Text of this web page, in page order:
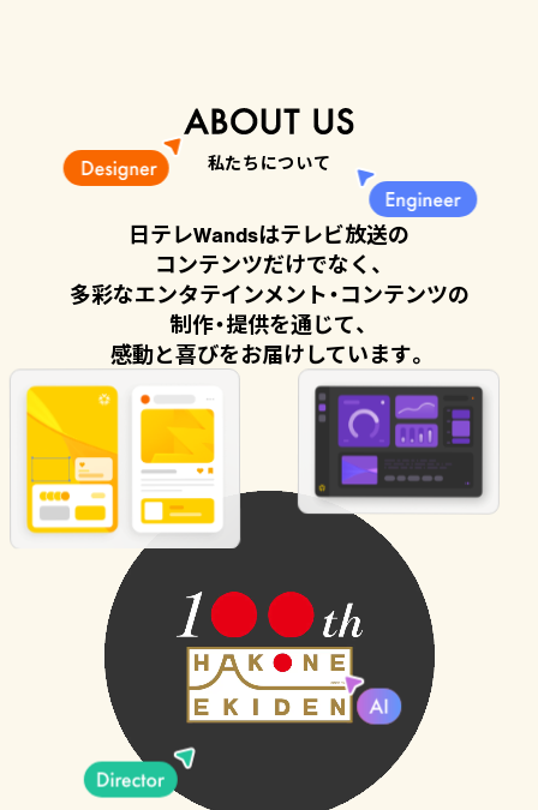
私たちについて
日テレWandsはテレビ放送の
コンテンツだけでなく、
多彩なエンタテインメント・コンテンツの
制作・提供を通じて、
感動と喜びをお届けしています。